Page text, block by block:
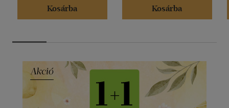
Kosárba
Kosárba